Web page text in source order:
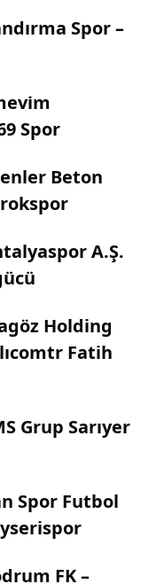
Spor –
Spor
Beton
A.Ş.
Holding
Fatih
Grup Sarıyer
Spor Futbol
FK –